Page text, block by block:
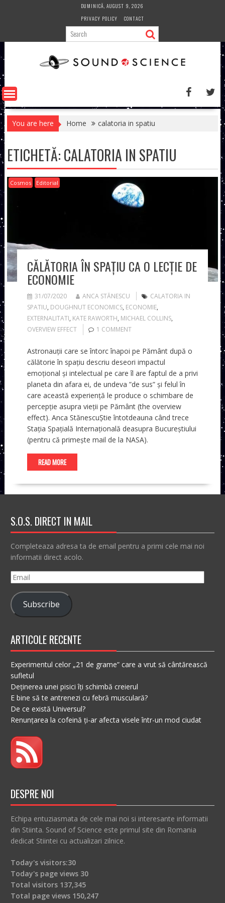
DUMINICĂ, AUGUST 9, 2026
PRIVACY POLICY
CONTACT
You are here Home calatoria in spatiu
ETICHETĂ:CALATORIA IN SPATIU
Cosmos Editorial
CĂLĂTORIA ÎN SPAȚIU CA O LECȚIE DE
ECONOMIE
31/07/2020 ANCA STĂNESCU
CALATORIA IN
SPATIU, DOUGHNUT ECONOMICS, ECONOMIE,
EXTERNALITATI, KATE RAWORTH, MICHAEL COLLINS,
OVERVIEW EFFECT
1 COMMENT
Astronauții care se întorc înapoi pe Pământ după o
călătorie în spațiu descriu deseori impactul
emoțional și intelectual pe care îl are faptul de a privi
planeta din afara ei, de undeva ”de sus” și felul în
care această experiență le produce o schimbare de
percepție asupra vieții pe Pământ (the overview
effect). Anca StănescuȘtie întotdeauna când trece
Stația Spațială Internațională deasupra Bucureștiului
(pentru că primește mail de la NASA).
READ MORE
S.O.S. DIRECT IN MAIL
Completeaza adresa ta de email pentru a primi cele mai noi
informatii direct acolo.
Email
Subscribe
ARTICOLE RECENTE
Experimentul celor „21 de grame” care a vrut să cântărească
sufletul
Deținerea unei pisici îți schimbă creierul
E bine să te antrenezi cu febră musculară?
De ce există Universul?
Renunțarea la cofeină ți-ar afecta visele într-un mod ciudat
DESPRE NOI
Echipa entuziasmata de cele mai noi si interesante informatii
din Stiinta. Sound of Science este primul site din Romania
dedicat Stiintei cu actualizari zilnice.
Today's visitors:30
Today's page views 30
Total visitors 137,345
Total page views 150,247